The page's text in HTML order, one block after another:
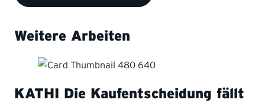
Weitere Arbeiten
KATHI
Die Kaufentscheidung fällt